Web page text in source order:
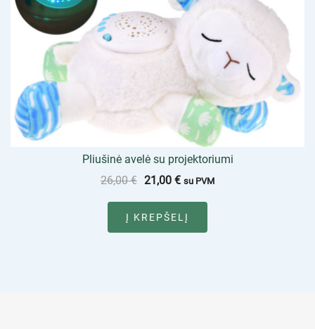
Pliušinė avelė su projektoriumi
26,00€ 21,00 € su PVM
Į KREPŠELĮ